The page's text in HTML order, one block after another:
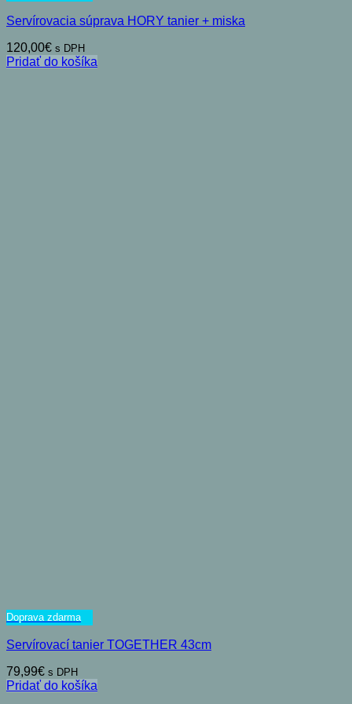
Servírovacia súprava HORY tanier + miska
120,00€ s DPH
Pridať do košíka
Doprava zdarma
Servírovací tanier TOGETHER 43cm
79,99€ s DPH
Pridať do košíka